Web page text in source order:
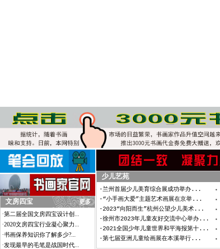
更多
文房四宝
·第二届全国文房四宝设计创...
·2020文房四宝行业凝心聚力...
·书画保养知识你了解多少?...
·发现最早的毛笔是战国时代...
少儿艺苑
·兰州首届少儿美育综合展成功举办...
·“小手画大爱”主题艺术画展在京举...
·2023“向阳而生”杭州公望少儿美术...
·徐州市2023年儿童友好交流中心举办...
·2021全国少年儿童世界和平海报第十...
·第七届亚洲儿童绘画展在本溪举行...